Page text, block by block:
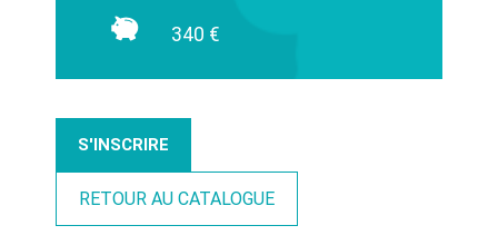
340 €
S'INSCRIRE
RETOUR AU CATALOGUE